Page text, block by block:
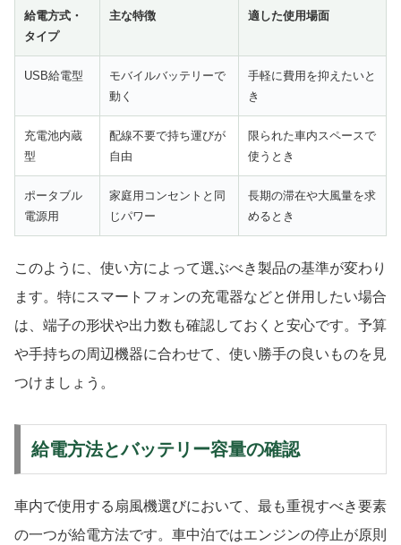
給電方式・
タイプ
主な特徴 適した使用場面
USB給電型
モバイルバッテリーで
動く
手軽に費用を抑えたいと
き
充電池内蔵
型
配線不要で持ち運びが
自由
限られた車内スペースで
使うとき
ポータブル
電源用
家庭用コンセントと同
じパワー
長期の滞在や大風量を求
めるとき
このように、使い方によって選ぶべき製品の基準が変わり
ます。特にスマートフォンの充電器などと併用したい場合
は、端子の形状や出力数も確認しておくと安心です。予算
や手持ちの周辺機器に合わせて、使い勝手の良いものを見
つけましょう。
給電方法とバッテリー容量の確認
車内で使用する扇風機選びにおいて、最も重視すべき要素
の一つが給電方法です。車中泊ではエンジンの停止が原則